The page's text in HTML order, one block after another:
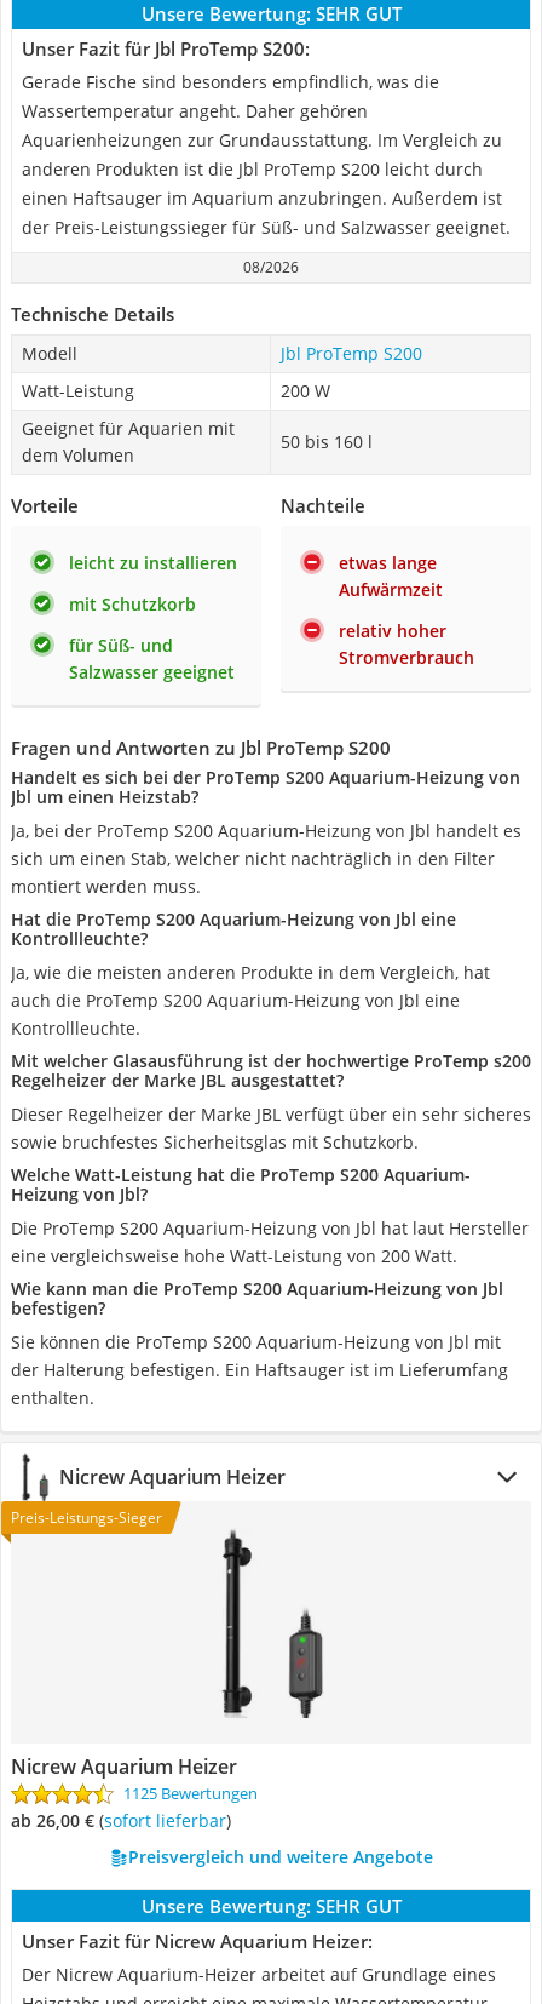
Unsere Bewertung: SEHR GUT
Unser Fazit für Jbl ProTemp S200:
Gerade Fische sind besonders empfindlich, was die
Wassertemperatur angeht. Daher gehören
Aquarienheizungen zur Grundausstattung. Im Vergleich zu
anderen Produkten ist die Jbl ProTemp S200 leicht durch
einen Haftsauger im Aquarium anzubringen. Außerdem ist
der Preis-Leistungssieger für Süß- und Salzwasser geeignet.
08/2026
Technische Details
Modell
Jbl ProTemp S200
Watt-Leistung
200 W
Geeignet für Aquarien mit
dem Volumen
50 bis 160 l
Vorteile
leicht zu installieren
mit Schutzkorb
für Süß- und
Salzwasser geeignet
Nachteile
etwas lange
Aufwärmzeit
relativ hoher
Stromverbrauch
Fragen und Antworten zu Jbl ProTemp S200
Handelt es sich bei der ProTemp S200 Aquarium-Heizung von
Jbl um einen Heizstab?
Ja, bei der ProTemp S200 Aquarium-Heizung von Jbl handelt es
sich um einen Stab, welcher nicht nachträglich in den Filter
montiert werden muss.
Hat die ProTemp S200 Aquarium-Heizung von Jbl eine
Kontrollleuchte?
Ja, wie die meisten anderen Produkte in dem Vergleich, hat
auch die ProTemp S200 Aquarium-Heizung von Jbl eine
Kontrollleuchte.
Mit welcher Glasausführung ist der hochwertige ProTemp s200
Regelheizer der Marke JBL ausgestattet?
Dieser Regelheizer der Marke JBL verfügt über ein sehr sicheres
sowie bruchfestes Sicherheitsglas mit Schutzkorb.
Welche Watt-Leistung hat die ProTemp S200 Aquarium-
Heizung von Jbl?
Die ProTemp S200 Aquarium-Heizung von Jbl hat laut Hersteller
eine vergleichsweise hohe Watt-Leistung von 200 Watt.
Wie kann man die ProTemp S200 Aquarium-Heizung von Jbl
befestigen?
Sie können die ProTemp S200 Aquarium-Heizung von Jbl mit
der Halterung befestigen. Ein Haftsauger ist im Lieferumfang
enthalten.
Nicrew Aquarium Heizer
Preis-Leistungs-Sieger
Nicrew Aquarium Heizer
1125 Bewertungen
ab 26,00 € ( Sofort lieferbar)
Preisvergleich und weitere Angebote
Unsere Bewertung: SEHR GUT
Unser Fazit für Nicrew Aquarium Heizer:
Der Nicrew Aquarium-Heizer arbeitet auf Grundlage eines